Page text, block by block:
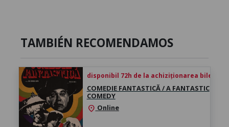
TAMBIÉN RECOMENDAMOS
disponibil 72h de la achiziționarea biletului
COMEDIE FANTASTICĂ / A FANTASTIC
COMEDY
location_on Online